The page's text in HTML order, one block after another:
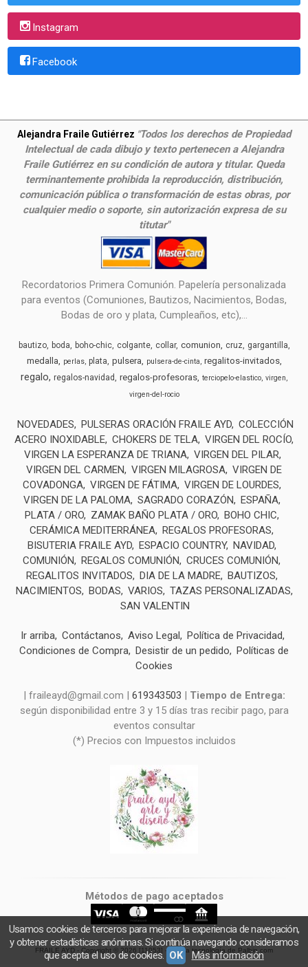
Instagram
Facebook
Alejandra Fraile Gutiérrez "Todos los derechos de Propiedad
Intelectual de cada dibujo y texto pertenecen a Alejandra
Fraile Gutiérrez en su condición de autora y titular. Queda
terminantemente prohibida la reproducción, distribución,
comunicación pública o transformación de estas obras, por
cualquier medio o soporte, sin autorización expresa de su
titutar"
Recordatorios Primera Comunión. Papelería personalizada
para eventos (Comuniones, Bautizos, Nacimientos, Bodas,
Bodas de oro y plata, Cumpleaños, etc),...
bautizo boda boho-chic colgante collar comunion cruz gargantilla
medalla perlas plata pulsera pulsera-de-cinta regalitos-invitados
regalo regalos-navidad regalos-profesoras terciopelo-elastico virgen
virgen-del-rocio
NOVEDADES PULSERAS ORACIÓN FRAILE AYD COLECCIÓN
ACERO INOXIDABLE CHOKERS DE TELA VIRGEN DEL ROCÍO
VIRGEN LA ESPERANZA DE TRIANA VIRGEN DEL PILAR
VIRGEN DEL CARMEN
VIRGEN MILAGROSA VIRGEN DE
COVADONGA VIRGEN DE FÁTIMA VIRGEN DE LOURDES
VIRGEN DE LA PALOMA SAGRADO CORAZÓN
ESPAÑA
PLATA / ORO
ZAMAK BAÑO PLATA / ORO BOHO CHIC
CERÁMICA MEDITERRÁNEA REGALOS PROFESORAS
BISUTERIA FRAILE AYD ESPACIO COUNTRY NAVIDAD
COMUNIÓN
REGALOS COMUNIÓN
CRUCES COMUNIÓN
REGALITOS INVITADOS
DIA DE LA MADRE BAUTIZOS
NACIMIENTOS
BODAS VARIOS
TAZAS PERSONALIZADAS
SAN VALENTIN
Ir arriba Contáctanos Aviso Legal
Política de Privacidad
Condiciones de Compra Desistir de un pedido
Políticas de
Cookies
| fraileayd@gmail.com | 619343503 | Tiempo de Entrega:
según disponibilidad entre 3 y 15 días tras recibir pago, para
eventos consultar
(*) Precios con Impuestos incluidos
Métodos de pago aceptados
FRAILE AYD - Copyright © 2026 [11053] - Con la tecnología de Palbin.com
Usamos cookies de terceros para mejorar la experiencia de navegación,
y obtener estadísticas anónimas. Si continúa navegando consideramos
que acepta el uso de cookies. OK Más información